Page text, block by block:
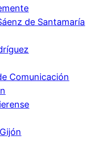
de Santamaría
Comunicación